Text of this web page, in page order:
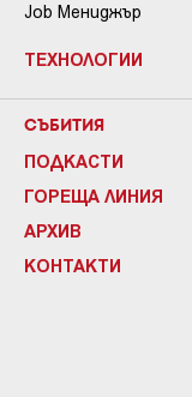
Job Мениджър
ТЕХНОЛОГИИ
СЪБИТИЯ
ПОДКАСТИ
ГОРЕЩА ЛИНИЯ
АРХИВ
КОНТАКТИ